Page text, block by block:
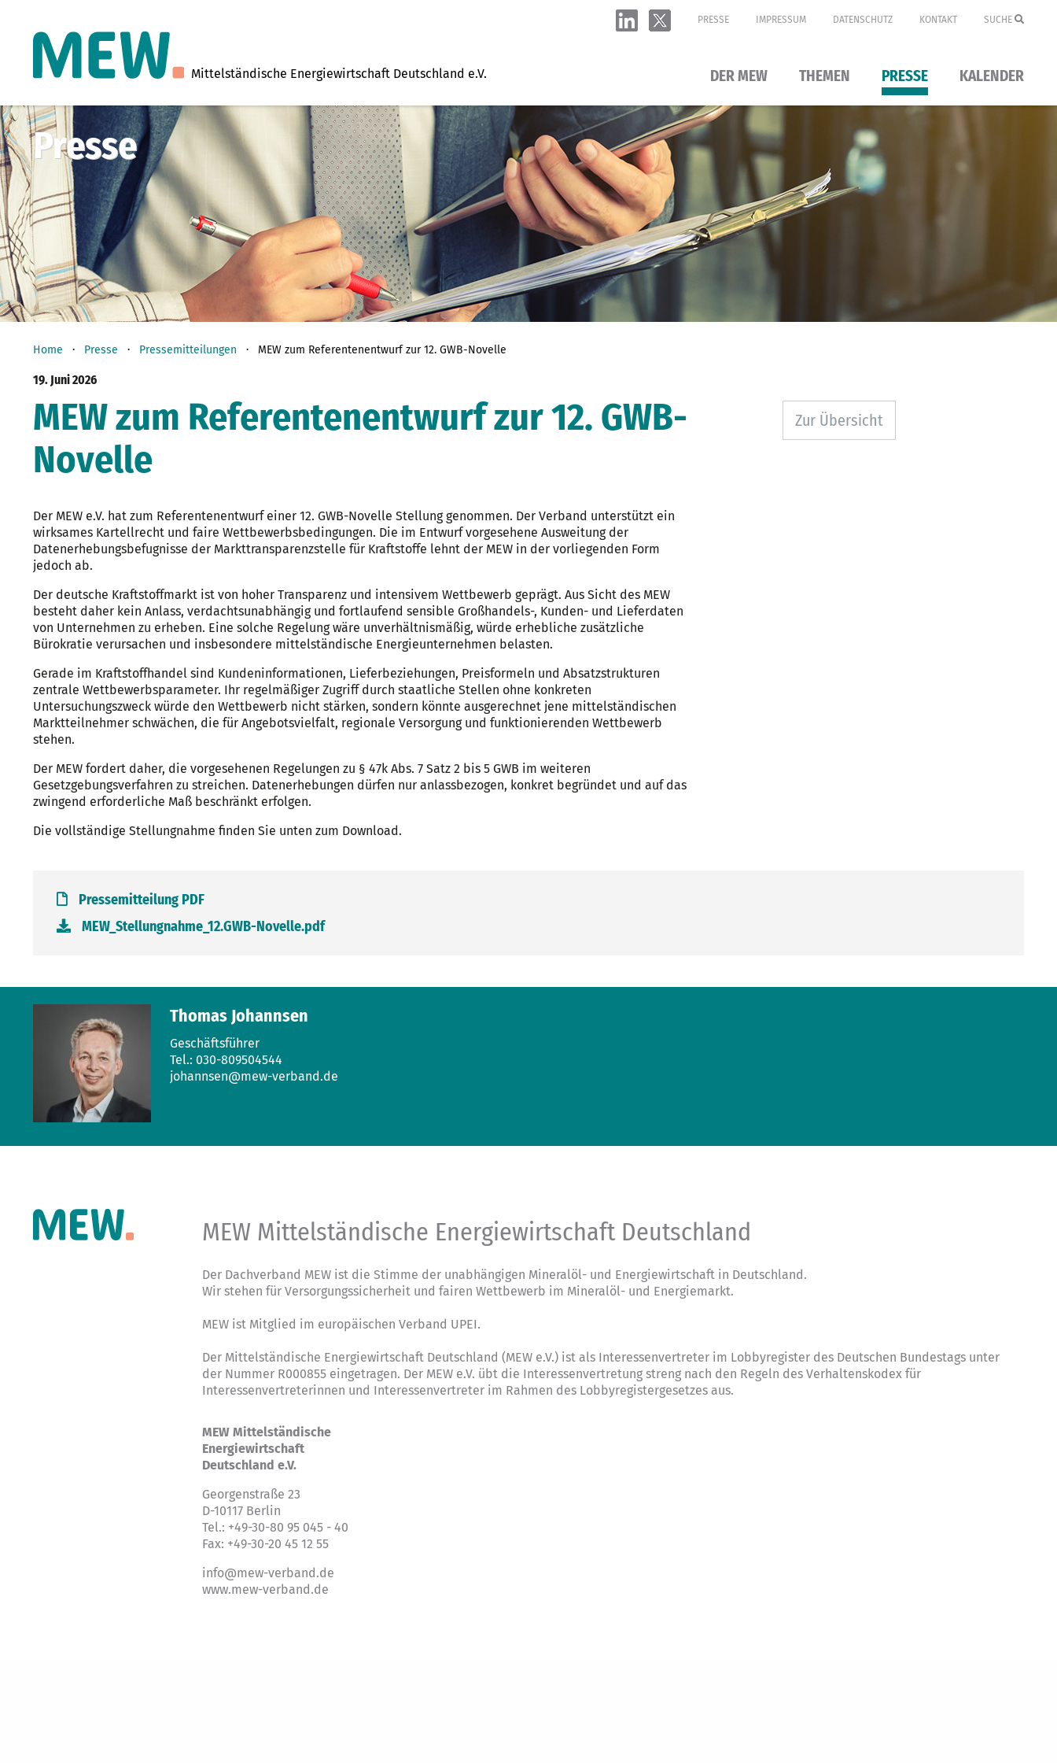
Mittelständische Energiewirtschaft Deutschland e.V.
PRESSE IMPRESSUM DATENSCHUTZ KONTAKT SUCHE
DER MEW THEMEN PRESSE KALENDER
Presse
Home Presse Pressemitteilungen MEW zum Referentenentwurf zur 12. GWB-Novelle
19. Juni 2026
MEW zum Referentenentwurf zur 12. GWB-
Novelle
Der MEW e.V. hat zum Referentenentwurf einer 12. GWB-Novelle Stellung genommen. Der Verband unterstützt ein
wirksames Kartellrecht und faire Wettbewerbsbedingungen. Die im Entwurf vorgesehene Ausweitung der
Datenerhebungsbefugnisse der Markttransparenzstelle für Kraftstoffe lehnt der MEW in der vorliegenden Form
jedoch ab.
Der deutsche Kraftstoffmarkt ist von hoher Transparenz und intensivem Wettbewerb geprägt. Aus Sicht des MEW
besteht daher kein Anlass, verdachtsunabhängig und fortlaufend sensible Großhandels-, Kunden- und Lieferdaten
von Unternehmen zu erheben. Eine solche Regelung wäre unverhältnismäßig, würde erhebliche zusätzliche
Bürokratie verursachen und insbesondere mittelständische Energieunternehmen belasten.
Gerade im Kraftstoffhandel sind Kundeninformationen, Lieferbeziehungen, Preisformeln und Absatzstrukturen
zentrale Wettbewerbsparameter. Ihr regelmäßiger Zugriff durch staatliche Stellen ohne konkreten
Untersuchungszweck würde den Wettbewerb nicht stärken, sondern könnte ausgerechnet jene mittelständischen
Marktteilnehmer schwächen, die für Angebotsvielfalt, regionale Versorgung und funktionierenden Wettbewerb
stehen.
Der MEW fordert daher, die vorgesehenen Regelungen zu § 47k Abs. 7 Satz 2 bis 5 GWB im weiteren
Gesetzgebungsverfahren zu streichen. Datenerhebungen dürfen nur anlassbezogen, konkret begründet und auf das
zwingend erforderliche Maß beschränkt erfolgen.
Die vollständige Stellungnahme finden Sie unten zum Download.
Zur Übersicht
Pressemitteilung PDF
MEW_Stellungnahme_12.GWB-Novelle.pdf
Thomas Johannsen
Geschäftsführer
Tel.: 030-809504544
johannsen@mew-verband.de
MEW Mittelständische Energiewirtschaft Deutschland
Der Dachverband MEW ist die Stimme der unabhängigen Mineralöl- und Energiewirtschaft in Deutschland.
Wir stehen für Versorgungssicherheit und fairen Wettbewerb im Mineralöl- und Energiemarkt.
MEW ist Mitglied im europäischen Verband UPEI.
Der Mittelständische Energiewirtschaft Deutschland (MEW e.V.) ist als Interessenvertreter im Lobbyregister des Deutschen Bundestags unter
der Nummer R000855 eingetragen. Der MEW e.V. übt die Interessenvertretung streng nach den Regeln des Verhaltenskodex für
Interessenvertreterinnen und Interessenvertreter im Rahmen des Lobbyregistergesetzes aus.
MEW Mittelständische
Energiewirtschaft
Deutschland e.V.
Georgenstraße 23
D-10117 Berlin
Tel.: +49-30-80 95 045 - 40
Fax: +49-30-20 45 12 55
info@mew-verband.de
www.mew-verband.de